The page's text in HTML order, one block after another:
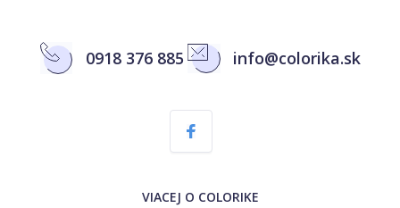
0918 376 885 info@colorika.sk
VIACEJ O COLORIKE